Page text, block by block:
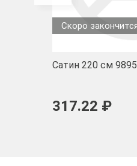
Скоро
Сатин 220 см
317.22 ₽